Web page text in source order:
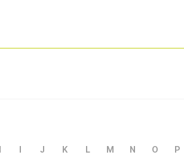
I J K L M N O P